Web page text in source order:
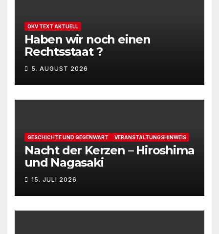
OKV TEXT AKTUELL
Haben wir noch einen
Rechtsstaat ?
5. AUGUST 2026
GESCHICHTE UND GEGENWART VERANSTALTUNGSHINWEIS
Nacht der Kerzen – Hiroshima
und Nagasaki
15. JULI 2026